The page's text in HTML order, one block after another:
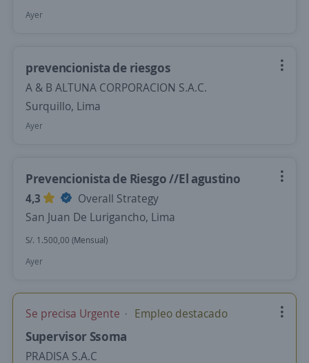
Ayer
prevencionista de riesgos
A & B ALTUNA CORPORACION S.A.C.
Surquillo, Lima
Ayer
Prevencionista de Riesgo //El agustino
4,3
Overall Strategy
San Juan De Lurigancho, Lima
S/. 1.500,00 (Mensual)
Ayer
Se precisa Urgente Empleo destacado
Supervisor Ssoma
PRADISA S.A.C